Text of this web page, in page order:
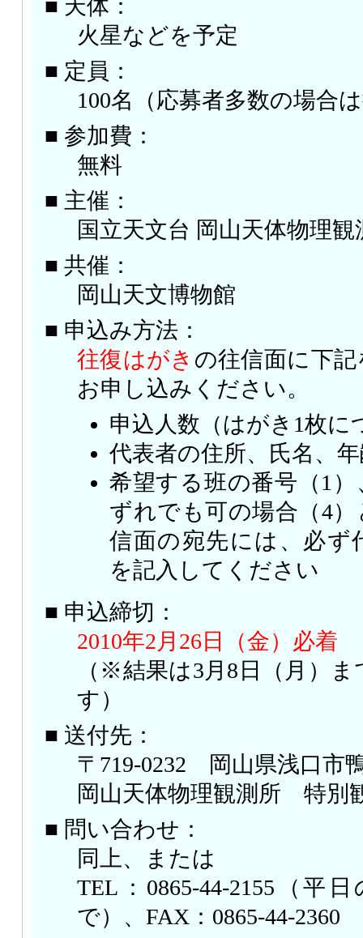
■ 天体：
火星などを予定
■ 定員：
100名（応募者多数の場合
■ 参加費：
無料
■ 主催：
国立天文台 岡山天体物理観
■ 共催：
岡山天文博物館
■ 申込み方法：
往復はがき の往信面に下
お申し込みください。
申込人数（はがき1枚に
代表者の住所、氏名、
希望する班の番号（1
ずれでも可の場合（4
信面の宛先には、必ず
を記入してください
■ 申込締切：
2010年2月26日（金）必着
（※結果は3月8日（月）
す）
■ 送付先：
〒719-0232 岡山県浅口市
岡山天体物理観測所 特別
■ 問い合わせ：
同上、または
TEL：0865-44-2155（平
で）、FAX：0865-44-2360